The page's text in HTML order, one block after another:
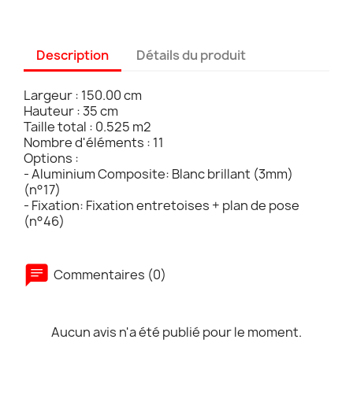
Description Détails du produit
Largeur : 150.00 cm
Hauteur : 35 cm
Taille total : 0.525 m2
Nombre d'éléments : 11
Options :
- Aluminium Composite: Blanc brillant (3mm)
(n°17)
- Fixation: Fixation entretoises + plan de pose
(n°46)
Commentaires (0)
Aucun avis n'a été publié pour le moment.